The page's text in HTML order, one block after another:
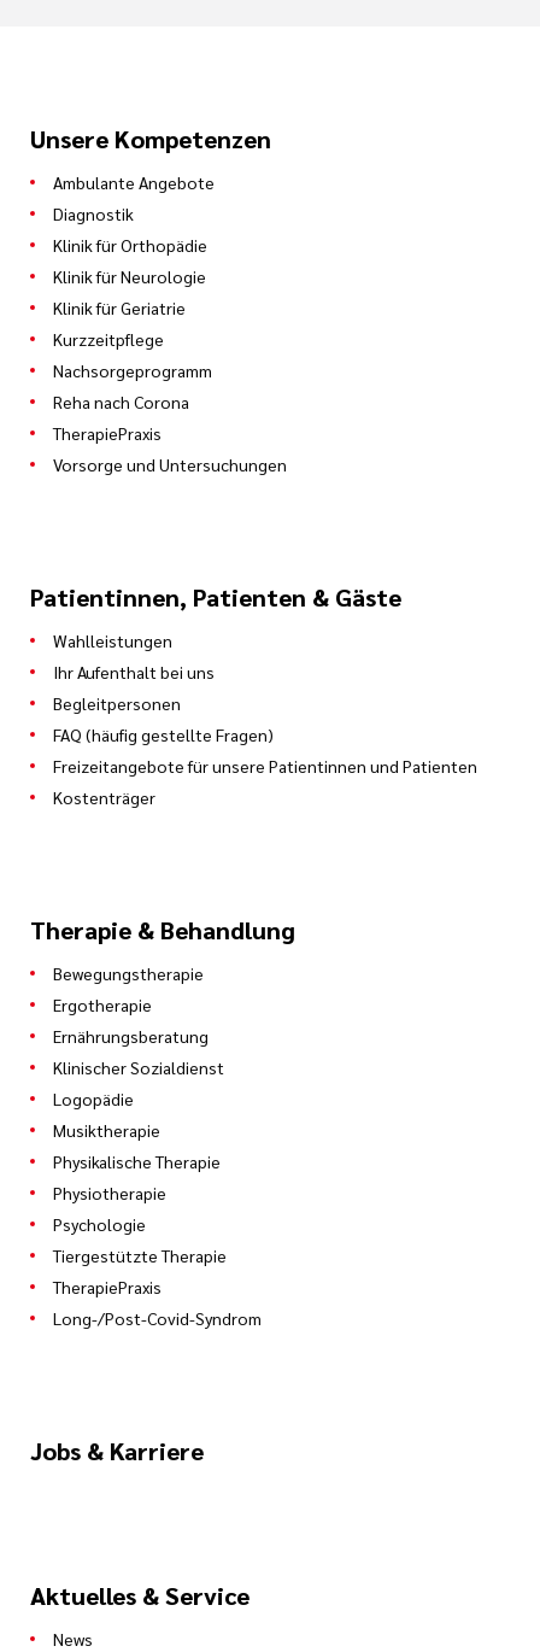
Unsere Kompetenzen
Ambulante Angebote
Diagnostik
Klinik für Orthopädie
Klinik für Neurologie
Klinik für Geriatrie
Kurzzeitpflege
Nachsorgeprogramm
Reha nach Corona
TherapiePraxis
Vorsorge und Untersuchungen
Patientinnen, Patienten & Gäste
Wahlleistungen
Ihr Aufenthalt bei uns
Begleitpersonen
FAQ (häufig gestellte Fragen)
Freizeitangebote für unsere Patientinnen und Patienten
Kostenträger
Therapie & Behandlung
Bewegungstherapie
Ergotherapie
Ernährungsberatung
Klinischer Sozialdienst
Logopädie
Musiktherapie
Physikalische Therapie
Physiotherapie
Psychologie
Tiergestützte Therapie
TherapiePraxis
Long-/Post-Covid-Syndrom
Jobs & Karriere
Aktuelles & Service
News